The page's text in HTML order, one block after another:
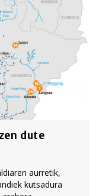
dute
aurretik,
kutsadura